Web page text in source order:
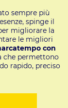
sempre più
spinge il
migliorare la
le migliori
con
che permettono
rapido, preciso
elegante sono
possono essere